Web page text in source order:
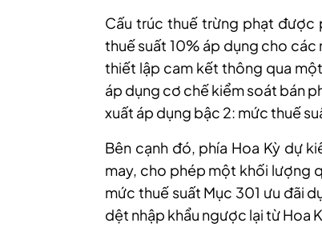
Cấu trúc thuế trừng phạt được
thuế suất 10% áp dụng cho các
thiết lập cam kết thông qua
áp dụng cơ chế kiểm soát bán
xuất áp dụng bậc 2: mức thuế
Bên cạnh đó, phía Hoa Kỳ dự
may, cho phép một khối lượng
mức thuế suất Mục 301 ưu đãi
dệt nhập khẩu ngược lại từ Hoa